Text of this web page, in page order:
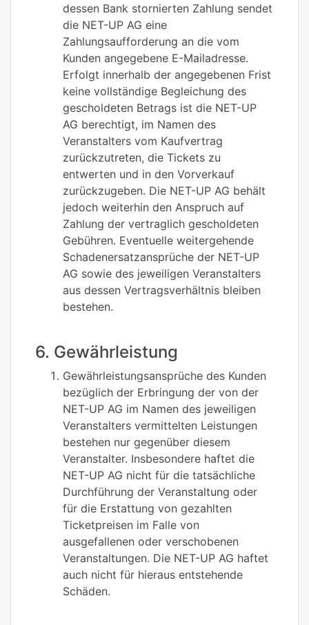
dessen Bank stornierten Zahlung sendet
die NET-UP AG eine
Zahlungsaufforderung an die vom
Kunden angegebene E-Mailadresse.
Erfolgt innerhalb der angegebenen Frist
keine vollständige Begleichung des
gescholdeten Betrags ist die NET-UP
AG berechtigt, im Namen des
Veranstalters vom Kaufvertrag
zurückzutreten, die Tickets zu
entwerten und in den Vorverkauf
zurückzugeben. Die NET-UP AG behält
jedoch weiterhin den Anspruch auf
Zahlung der vertraglich gescholdeten
Gebühren. Eventuelle weitergehende
Schadenersatzansprüche der NET-UP
AG sowie des jeweiligen Veranstalters
aus dessen Vertragsverhältnis bleiben
bestehen.
6. Gewährleistung
Gewährleistungsansprüche des Kunden
bezüglich der Erbringung der von der
NET-UP AG im Namen des jeweiligen
Veranstalters vermittelten Leistungen
bestehen nur gegenüber diesem
Veranstalter. Insbesondere haftet die
NET-UP AG nicht für die tatsächliche
Durchführung der Veranstaltung oder
für die Erstattung von gezahlten
Ticketpreisen im Falle von
ausgefallenen oder verschobenen
Veranstaltungen. Die NET-UP AG haftet
auch nicht für hieraus entstehende
Schäden.